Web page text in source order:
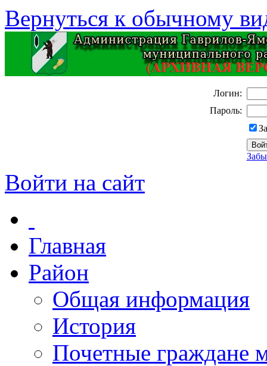
Вернуться к обычному
Логин:
Пароль:
Войти на сайт
Главная
Район
Общая информация
История
Почетные граждане